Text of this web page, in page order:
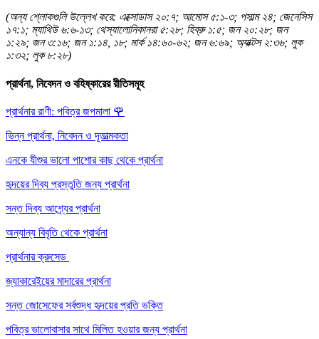
(অন্য শ্লোকগুলি উল্লেখ করে: এক্সোডাস ২০:৭; আমোস ৫:১-৩; পসাল্ম ২৪; জেনেসিস
১৭:১; ম্যাথিউ ৬:৬-১৩; থেস্যালোনিকানরা ৫:২৮; হিব্রু ১:৫; জন ২০:২৮; জন
১:২৯; জন ৩:১৬; জন ১:১৪, ১৮; মার্ক ১৪:৬০-৬২; জন ৬:৬৯; অ্যাক্টস ২:৩৬; লুক
১:৩২; লুক ৮:২৮)
প্রার্থনা, নিবেদন ও বহিষ্কারের রীতিসমূহ
প্রার্থনার রাণী: পবিত্র জপমালা 🌹
ভিন্ন প্রার্থনা, নিবেদন ও দূতাত্মকতা
এনকে যীশুর ভালো পাশোর কাছ থেকে প্রার্থনা
হৃদয়ের দিব্য প্রস্তুতি জন্য প্রার্থনা
সন্ত দিব্য আশ্র্যের প্রার্থনা
অন্যান্য বিবৃতি থেকে প্রার্থনা
প্রার্থনার ক্রুসেড
জ্যাকারেইয়ের মাদারের প্রার্থনা
সন্ত জোসেফের সর্বশুদ্ধ হৃদয়ের প্রতি ভক্তি
পবিত্র ভালোবাসার সাথে মিলিত হওয়ার জন্য প্রার্থনা